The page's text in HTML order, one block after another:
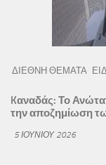
ΔΙΕΘΝΗ ΘΕΜΑΤΑ
Kαναδάς: Το
την αποζημίωση
5 ΙΟΥΝΊΟΥ 2026